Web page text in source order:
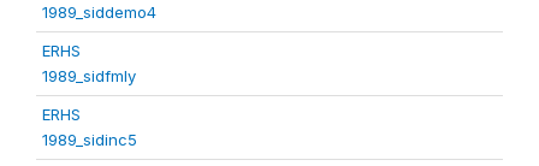
1989_siddemo4
ERHS
1989_sidfmly
ERHS
1989_sidinc5